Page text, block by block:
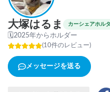
大塚はるま カーシェアホル
🗓2025年からホルダー
(10件のレビュー)
メッセージを送る